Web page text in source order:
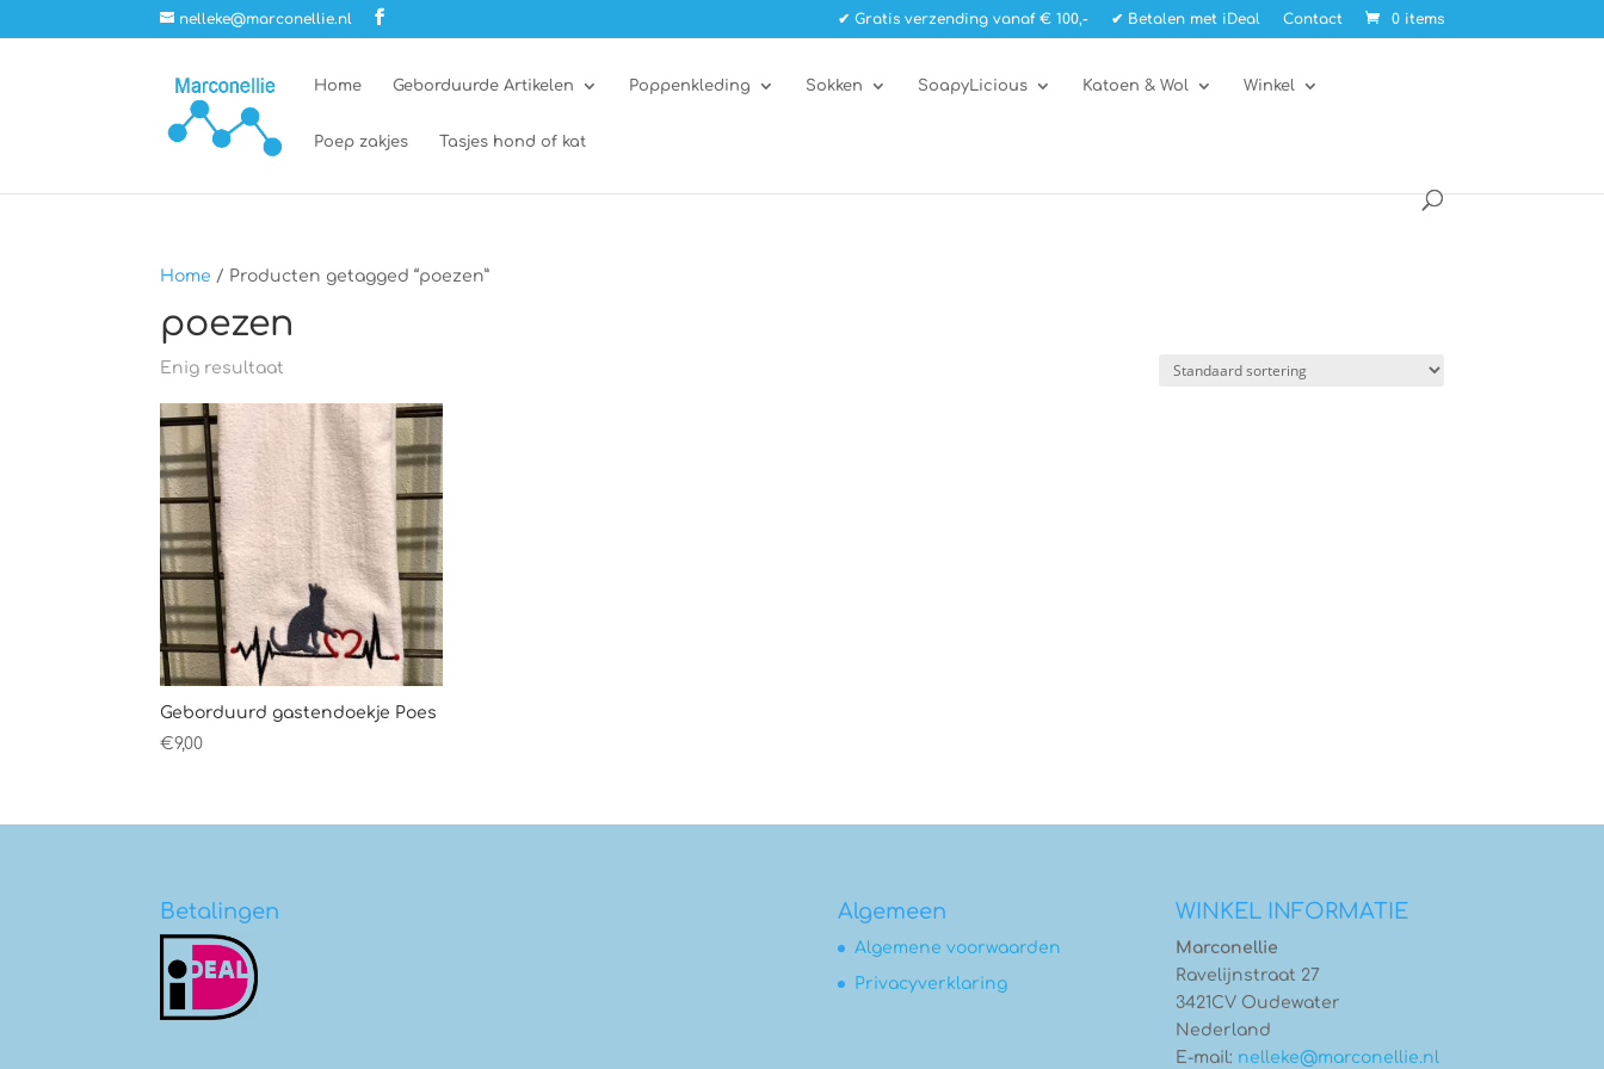
nelleke@marconellie.nl ✔ Gratis verzending vanaf € 100,- ✔ Betalen met iDeal Contact 0 items
Home Geborduurde Artikelen Poppenkleding Sokken SoapyLicious Katoen & Wol Winkel
Poep zakjes Tasjes hond of kat
Home / Producten getagged “poezen”
poezen
Enig resultaat
Geborduurd gastendoekje Poes
€9,00
Betalingen Algemeen
Algemene voorwaarden
Privacyverklaring
WINKEL INFORMATIE
Marconellie
Ravelijnstraat 27
3421CV Oudewater
Nederland
E-mail: nelleke@marconellie.nl